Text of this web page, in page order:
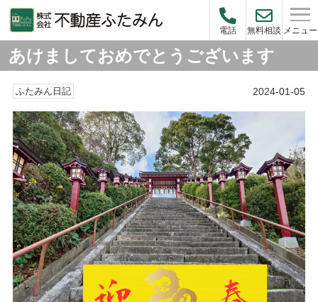
電話 無料相談 メニュー
あけましておめでとうございます
ふたみん日記 2024-01-05